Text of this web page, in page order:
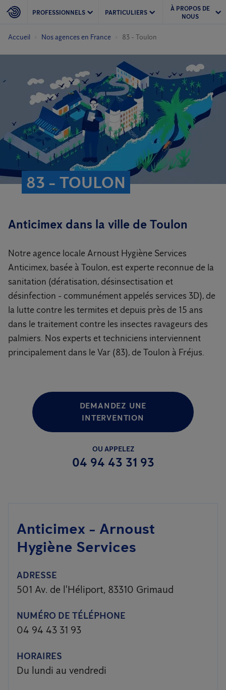
PROFESSIONNELS PARTICULIERS
À PROPOS DE
NOUS
Accueil Nos agences en France 83 - Toulon
83 - TOULON
Anticimex dans la ville de Toulon
Notre agence locale Arnoust Hygiène Services
Anticimex, basée à Toulon, est experte reconnue de la
sanitation (dératisation, désinsectisation et
désinfection - communément appelés services 3D), de
la lutte contre les termites et depuis près de 15 ans
dans le traitement contre les insectes ravageurs des
palmiers. Nos experts et techniciens interviennent
principalement dans le Var (83), de Toulon à Fréjus.
DEMANDEZ UNE
INTERVENTION
OU APPELEZ
04 94 43 31 93
Anticimex - Arnoust
Hygiène Services
ADRESSE
501 Av. de l'Héliport, 83310 Grimaud
NUMÉRO DE TÉLÉPHONE
04 94 43 31 93
HORAIRES
Du lundi au vendredi